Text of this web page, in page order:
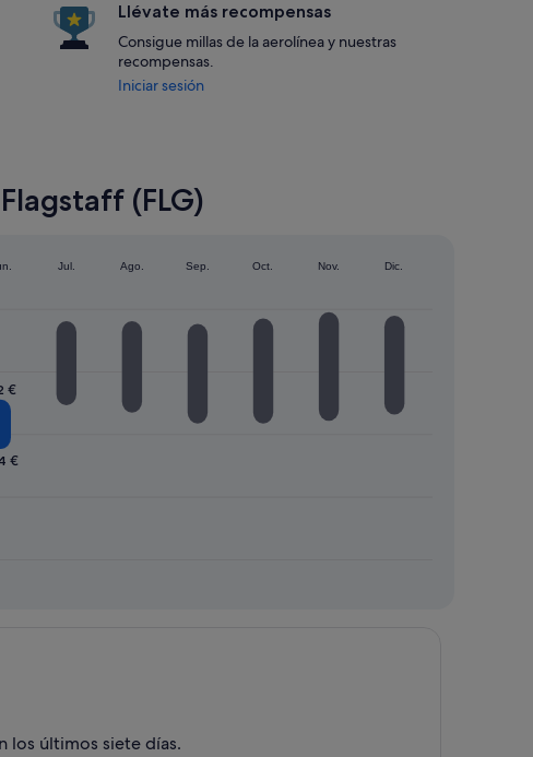
Llévate más recompensas
Consigue millas de la aerolínea y nuestras
recompensas.
Iniciar sesión
(FLG)
Jul. Ago. Sep. Oct. Nov. Dic.
€
€
los últimos siete días.